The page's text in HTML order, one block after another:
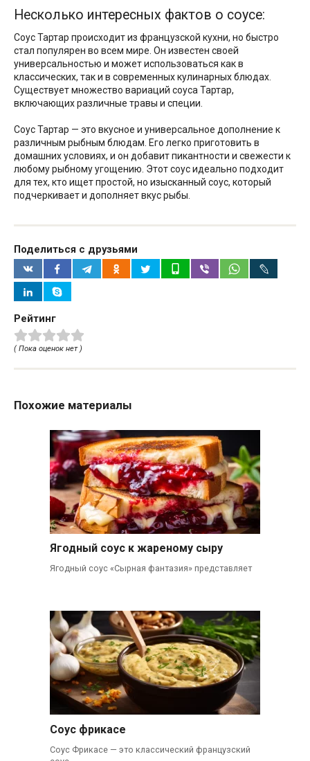
Несколько интересных фактов о соусе:
Соус Тартар происходит из французской кухни, но быстро
стал популярен во всем мире. Он известен своей
универсальностью и может использоваться как в
классических, так и в современных кулинарных блюдах.
Существует множество вариаций соуса Тартар,
включающих различные травы и специи.
Соус Тартар — это вкусное и универсальное дополнение к
различным рыбным блюдам. Его легко приготовить в
домашних условиях, и он добавит пикантности и свежести к
любому рыбному угощению. Этот соус идеально подходит
для тех, кто ищет простой, но изысканный соус, который
подчеркивает и дополняет вкус рыбы.
Поделиться с друзьями
Рейтинг
( Пока оценок нет )
Похожие материалы
Ягодный соус к жареному сыру
Ягодный соус «Сырная фантазия» представляет
Соус фрикасе
Соус Фрикасе — это классический французский